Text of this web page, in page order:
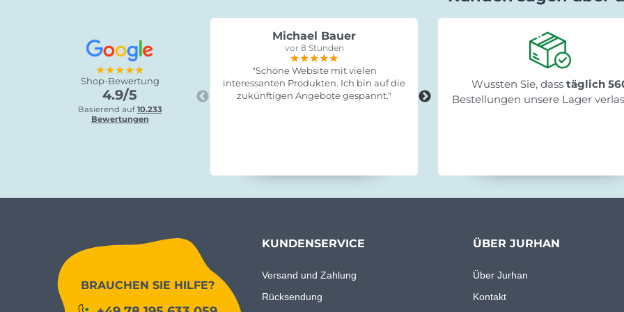
★★★★★
Shop-Bewertung
4.9/5
Basierend auf 10.233
Bewertungen
Michael Bauer
vor 8 Stunden
★★★★★
★★★★★
★★★★★
"Schöne Website mit vielen
interessanten Produkten. Ich bin auf die
zukünftigen Angebote gespannt."
Gabriele Saxa
vor 15 Stunden
★★★★★
★★★★★
★★★★★
"Schnelle Lieferung, leicht zum
Fertigstellen und stabil!"
Wussten Sie, dasstäglich
Bestellungen unsere Lager
BRAUCHEN SIE HILFE?
KUNDENSERVICE
Versand und Zahlung
Rücksendung
ÜBER JURHAN
Über Jurhan
Kontakt